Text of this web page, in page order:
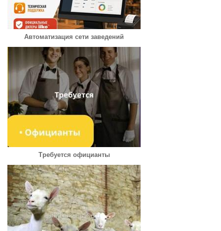
Автоматизация сети заведений
Требуется официанты